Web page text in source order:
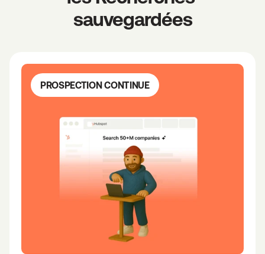
sauvegardées
PROSPECTION CONTINUE